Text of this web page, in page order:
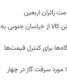
میلیون و 404 هزار تن کالا از خراسان جنوبی به
برای کنترل قیمت‌ها
رفع 40 هزار نشتی گاز و کشف 76 مورد سرقت گاز در چهار